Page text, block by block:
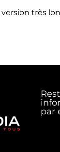
version très
par